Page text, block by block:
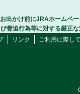
お出かけ前にJRAホームペ
脅迫行為等に対する厳正
リンク ご利用に際し